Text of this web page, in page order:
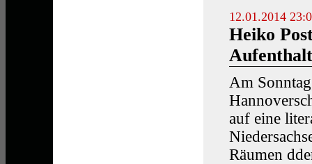
12.01.2014
Heiko
Am
auf eine
Räumen